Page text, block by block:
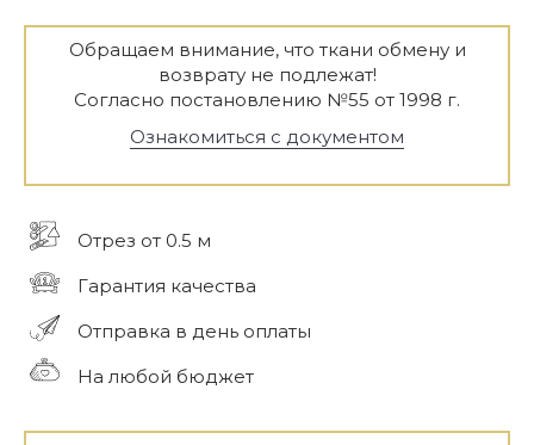
Обращаем внимание, что ткани обмену и
возврату не подлежат!
Согласно постановлению №55 от 1998 г.
Ознакомиться с документом
Отрез от 0.5 м
Гарантия качества
Отправка в день оплаты
На любой бюджет